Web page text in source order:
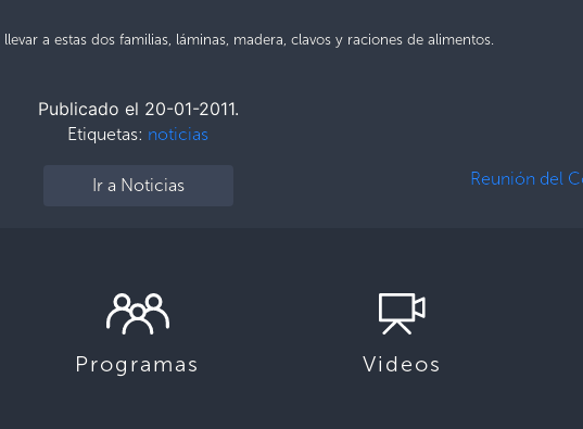
a estas dos familias, láminas, madera, clavos y raciones de alimentos.
Publicado el 20-01-2011.
Etiquetas: noticias
Ir a Noticias Reunión del
Programas Videos